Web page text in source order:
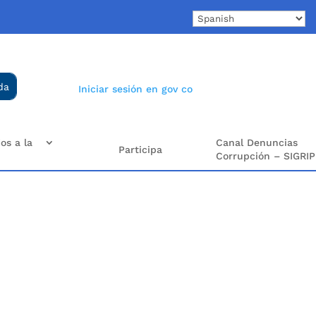
Iniciar sesión en gov co
a la
Participa
Canal Denuncias
Corrupción – SIGRIP